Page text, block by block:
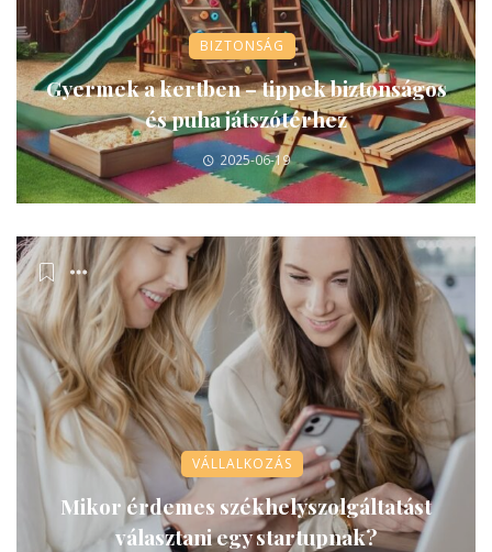
BIZTONSÁG
Gyermek a kertben – tippek biztonságos
és puha játszótérhez
2025-06-19
VÁLLALKOZÁS
Mikor érdemes székhelyszolgáltatást
választani egy startupnak?